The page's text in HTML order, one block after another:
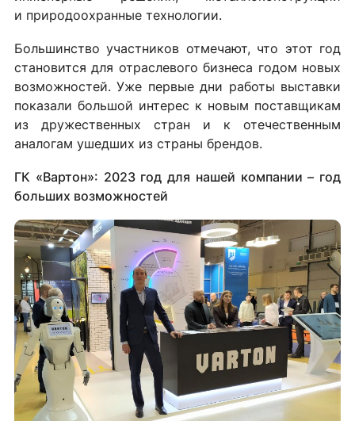
и природоохранные технологии.
Большинство участников отмечают, что этот год
становится для отраслевого бизнеса годом новых
возможностей. Уже первые дни работы выставки
показали большой интерес к новым поставщикам
из дружественных стран и к отечественным
аналогам ушедших из страны брендов.
ГК «Вартон»: 2023 год для нашей компании – год
больших возможностей